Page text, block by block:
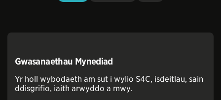
Gwasanaethau Mynediad
Yr holl wybodaeth am sut i wylio S4C, isdeitlau, sain
ddisgrifio, iaith arwyddo a mwy.